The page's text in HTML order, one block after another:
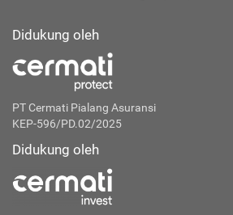
Didukung oleh
PT Cermati Pialang Asuransi
KEP-596/PD.02/2025
Didukung oleh